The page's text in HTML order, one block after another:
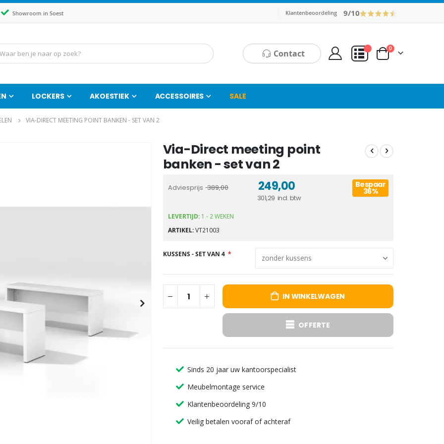
Showroom in Soest Klantenbeoordeling 9/10
Contact Cart
0producten
LOCKERS AKOESTIEK ACCESSOIRES SALE
VIA-DIRECT MEETING POINT BANKEN - SET VAN 2
naar
de
afbeeldingen-
gallerij
Via-Direct meeting point
banken - set van 2
Adviesprijs 389,00
301,29
249,00 Bespaar
36%
LEVERTIJD: 1 - 2 WEKEN
ARTIKEL VT21003
KUSSENS - SET VAN 4
IN WINKELWAGEN
OFFERTE
Sinds 20 jaar uw kantoorspecialist
Meubelmontage service
Klantenbeoordeling 9/10
Veilig betalen vooraf of achteraf